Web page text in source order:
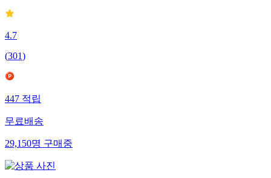
4.7
(301)
447적립
무료배송
29,150명구매중